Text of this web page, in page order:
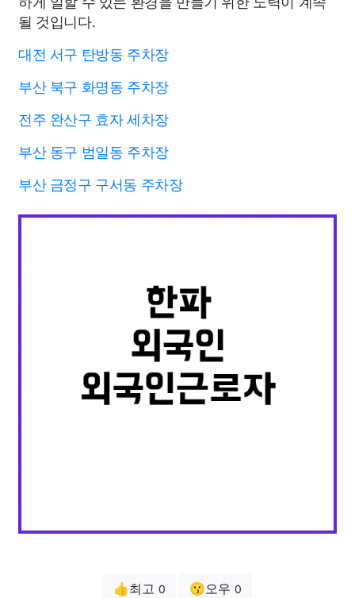
될 것입니다.
대전 서구 탄방동 주차장
부산 북구 화명동 주차장
전주 완산구 효자 세차장
부산 동구 범일동 주차장
부산 금정구 구서동 주차장
👍최고 0 😗오우 0